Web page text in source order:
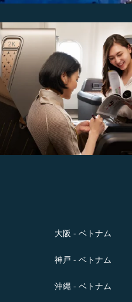
大阪 - ベトナム
神戸 - ベトナム
沖縄 - ベトナム